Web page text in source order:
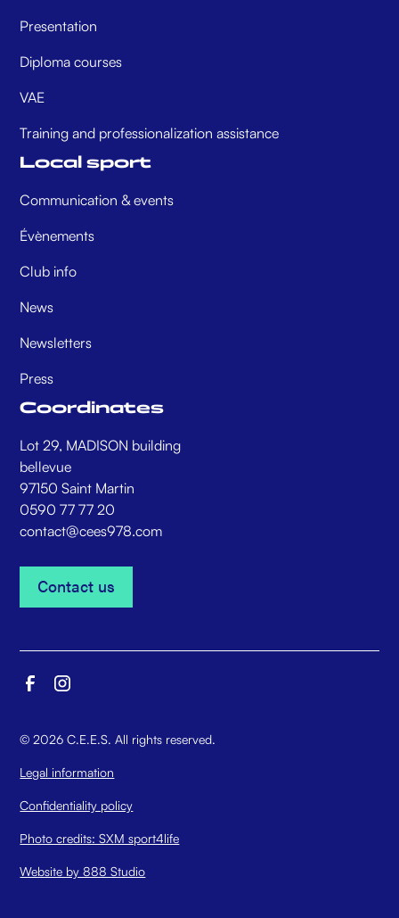
Presentation
Diploma courses
VAE
Training and professionalization assistance
Local sport
Communication & events
Évènements
Club info
News
Newsletters
Press
Coordinates
Lot 29, MADISON building
bellevue
97150 Saint Martin
0590 77 77 20
contact@cees978.com
Contact us
Contact us
©2026 C.E.E.S. All rights reserved.
Legal information
Confidentiality policy
Photo credits: SXM sport4life
Website by 888 Studio